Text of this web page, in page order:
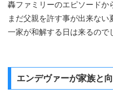
轟ファミリーのエピソードか
まだ父親を許す事が出来ない
一家が和解する日は来るので
エンデヴァーが家族と